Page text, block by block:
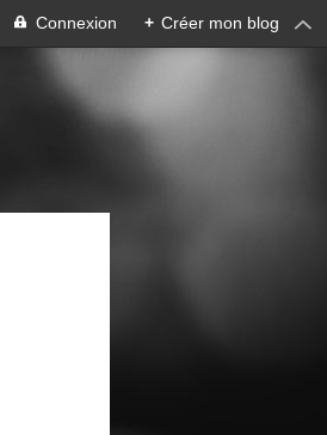
Connexion + Créer mon blog